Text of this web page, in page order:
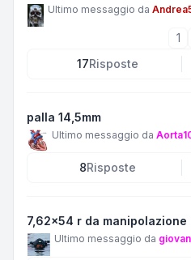
Ultimo messaggio da
1
17Risposte
palla 14,5mm
Ultimo messaggio da
8Risposte
7,62x54 r da manipolazione
Ultimo messaggio da